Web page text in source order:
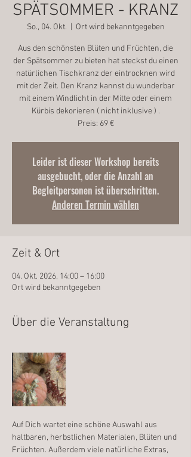
SPÄTSOMMER - KRANZ
So., 04. Okt. Ort wird bekanntgegeben
Aus den schönsten Blüten und Früchten, die
der Spätsommer zu bieten hat steckst du einen
natürlichen Tischkranz der eintrocknen wird
mit der Zeit. Den Kranz kannst du wunderbar
mit einem Windlicht in der Mitte oder einem
Kürbis dekorieren ( nicht inklusive ) .
Preis: 69 €
Leider ist dieser Workshop bereits
ausgebucht, oder die Anzahl an
Begleitpersonen ist überschritten.
Anderen Termin wählen
Zeit & Ort
04. Okt. 2026, 14:00 – 16:00
Ort wird bekanntgegeben
Über die Veranstaltung
Auf Dich wartet eine schöne Auswahl aus
haltbaren, herbstlichen Materialen, Blüten und
Früchten. Außerdem viele natürliche Extras,